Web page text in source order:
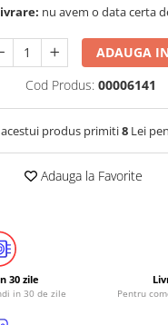
la serialnu avem o data certa
ADAUGA
Cod Produs: 00006141
produs primiti8 Lei
Adauga la Favorite
30 zile
in 30 de zile Pentru